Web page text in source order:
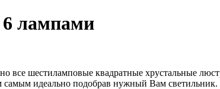
лампами
все шестиламповые квадратные хрустальные
идеально подобрав нужный Вам светильник.